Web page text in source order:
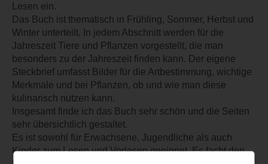
Lesen ein.
Das Buch ist thematisch in Frühling, Sommer, Herbst und
Winter unterteilt. In jedem Abschnitt werden für die
Jahreszeit Tiere und Pflanzen vorgestellt, die man
besonders zu der Jahreszeit finden kann. Der eigene
Steckbrief umfasst Bilder für die Artbestimmung, wichtige
Merkmale und bei Pflanzen, ob und wie man diese
kulinarisch nutzen kann.
Insgesamt finde ich das Buch sehr schön und die Seiten
sehr übersichtlich gestaltet.
Es ist sowohl für Erwachsene, Jugendliche als auch
Kinder zum Lesen und Vorlesen geeignet. Es facht den